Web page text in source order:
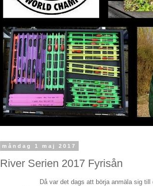
måndag 1 maj 2017
River Serien 2017 Fyrisån
Då var det dags att börja anmäla sig till